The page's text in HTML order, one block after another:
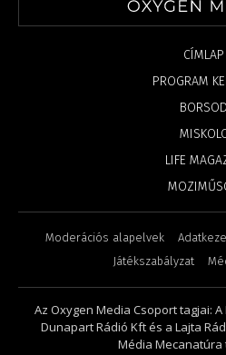
CÍMLAP
PROGRAM
BORSOD
LIFE
Moderációs alapelvek
Játékszabályzat
Az Oxygen Media Csoport tagjai:
Dunapart Rádió Kft és a Lajta
Média Mecanatúra